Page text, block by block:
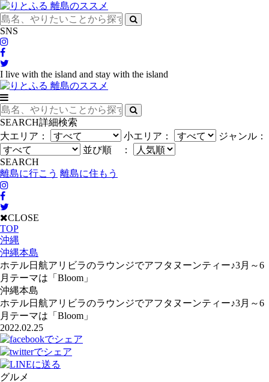
SNS
I live with the island and stay with the island
SEARCH詳細検索
大エリア：
小エリア：
ジャンル：
並び順 ：
SEARCH
離島に行こう 離島に住もう
CLOSE
TOP
沖縄
沖縄本島
ホテル日航アリビラのラウンジでアフタヌーンティー♪3月～6
月テーマは「Bloom」
沖縄本島
ホテル日航アリビラのラウンジでアフタヌーンティー♪3月～6
月テーマは「Bloom」
2022.02.25
グルメ